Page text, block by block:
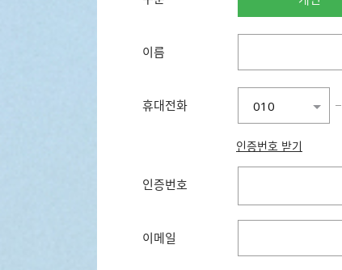
이름
휴대전화 010
011
016
018
019
−
인증번호 받기
인증번호
이메일